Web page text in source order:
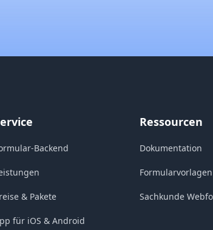
Backend
& Pakete
für iOS & Android
Ressourcen
Dokumentation
Formularvorlagen
Sachkunde